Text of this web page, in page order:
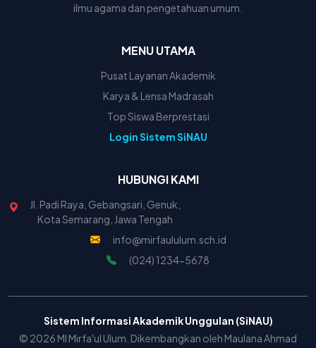
ilmu agama dan pengetahuan umum.
MENU UTAMA
Pusat Layanan Akademik
Karya & Lensa Madrasah
Top Siswa Berprestasi
Login Sistem SiNAU
HUBUNGI KAMI
Jl. Padi Raya, Gebangsari, Genuk,
Kota Semarang, Jawa Tengah
info@mirfaululum.sch.id
(024) 1234-5678
Sistem Informasi Akademik Unggulan (SiNAU)
© 2026 MI Mirfa'ul Ulum. Dikembangkan oleh Maulana Ahmad